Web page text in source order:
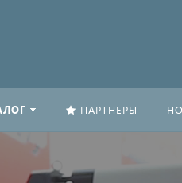
ПАРТНЕРЫ